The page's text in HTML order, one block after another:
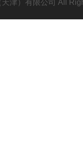
天津）有限公司 All